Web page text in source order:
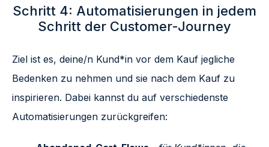
Schritt 4: Automatisierungen in jedem
Schritt der Customer-Journey
Ziel ist es, deine/n Kund*in vor dem Kauf jegliche
Bedenken zu nehmen und sie nach dem Kauf zu
inspirieren. Dabei kannst du auf verschiedenste
Automatisierungen zurückgreifen: